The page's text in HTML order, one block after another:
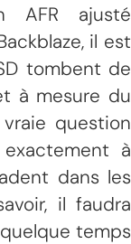
AFR ajusté
il est
tombent de
à mesure du
question
à
dans les
il faudra
temps